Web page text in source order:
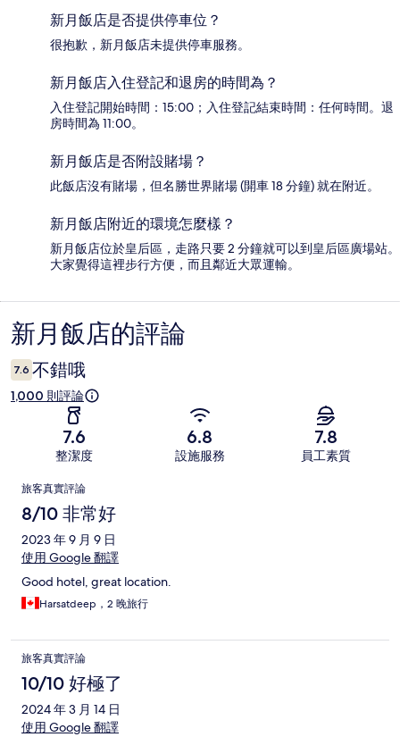
新月飯店是否提供停車位？
很抱歉，新月飯店未提供停車服務。
新月飯店入住登記和退房的時間為？
入住登記開始時間：15:00；入住登記結束時間：任何時間。退
房時間為 11:00。
新月飯店是否附設賭場？
此飯店沒有賭場，但名勝世界賭場 (開車 18 分鐘) 就在附近。
新月飯店附近的環境怎麼樣？
新月飯店位於皇后區，走路只要 2 分鐘就可以到皇后區廣場站。
大家覺得這裡步行方便，而且鄰近大眾運輸。
評
論
新月飯店的評論
7.6 不錯哦
1,000 則評論
7.6
整潔度
6.8
設施服務
7.8
員工素質
評
論
旅客真實評論
8/10 非常好
2023 年 9 月 9 日
使用 Google 翻譯
Good hotel, great location.
Harsatdeep，2 晚旅行
旅客真實評論
10/10 好極了
2024 年 3 月 14 日
使用 Google 翻譯